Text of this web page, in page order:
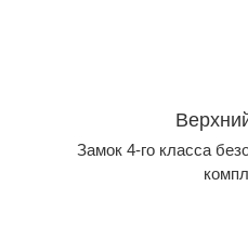
Замок 4-го класса